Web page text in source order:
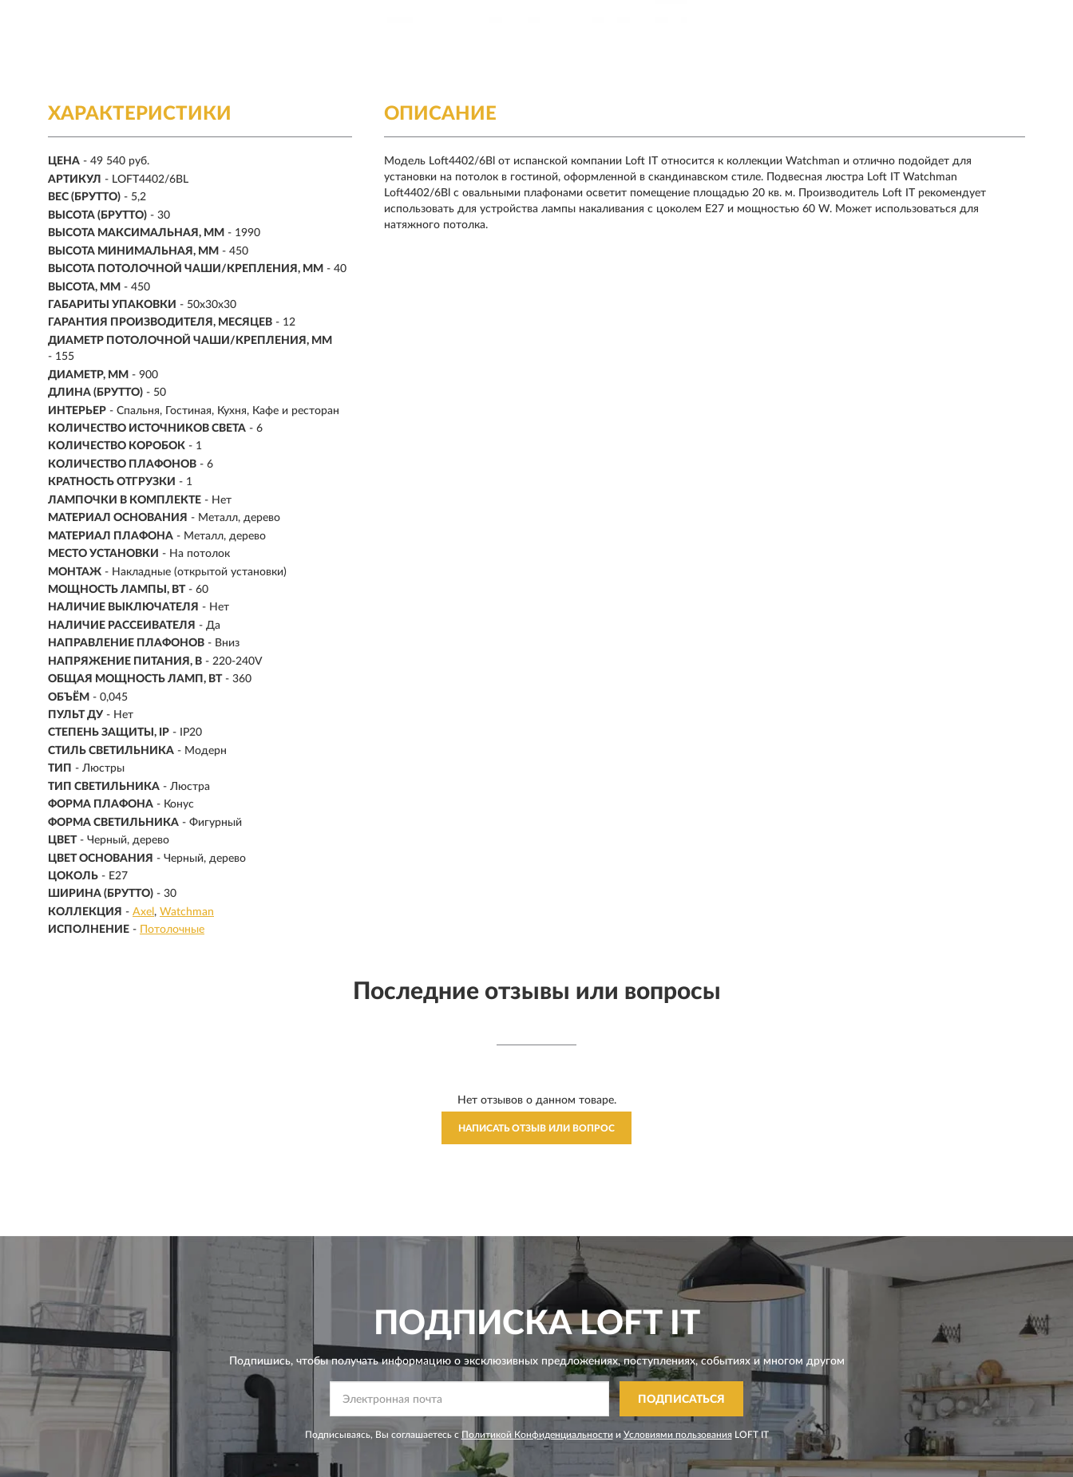
ХАРАКТЕРИСТИКИ
ЦЕНА - 49 540 руб.
АРТИКУЛ - LOFT4402/6BL
ВЕС (БРУТТО) - 5,2
ВЫСОТА (БРУТТО) - 30
ВЫСОТА МАКСИМАЛЬНАЯ, ММ - 1990
ВЫСОТА МИНИМАЛЬНАЯ, ММ - 450
ВЫСОТА ПОТОЛОЧНОЙ ЧАШИ/КРЕПЛЕНИЯ, ММ - 40
ВЫСОТА, ММ - 450
ГАБАРИТЫ УПАКОВКИ - 50x30x30
ГАРАНТИЯ ПРОИЗВОДИТЕЛЯ, МЕСЯЦЕВ - 12
ДИАМЕТР ПОТОЛОЧНОЙ ЧАШИ/КРЕПЛЕНИЯ, ММ
- 155
ДИАМЕТР, ММ - 900
ДЛИНА (БРУТТО) - 50
ИНТЕРЬЕР - Спальня, Гостиная, Кухня, Кафе и ресторан
КОЛИЧЕСТВО ИСТОЧНИКОВ СВЕТА - 6
КОЛИЧЕСТВО КОРОБОК - 1
КОЛИЧЕСТВО ПЛАФОНОВ - 6
КРАТНОСТЬ ОТГРУЗКИ - 1
ЛАМПОЧКИ В КОМПЛЕКТЕ - Нет
МАТЕРИАЛ ОСНОВАНИЯ - Металл, дерево
МАТЕРИАЛ ПЛАФОНА - Металл, дерево
МЕСТО УСТАНОВКИ - На потолок
МОНТАЖ - Накладные (открытой установки)
МОЩНОСТЬ ЛАМПЫ, ВТ - 60
НАЛИЧИЕ ВЫКЛЮЧАТЕЛЯ - Нет
НАЛИЧИЕ РАССЕИВАТЕЛЯ - Да
НАПРАВЛЕНИЕ ПЛАФОНОВ - Вниз
НАПРЯЖЕНИЕ ПИТАНИЯ, В - 220-240V
ОБЩАЯ МОЩНОСТЬ ЛАМП, ВТ - 360
ОБЪЁМ - 0,045
ПУЛЬТ ДУ - Нет
СТЕПЕНЬ ЗАЩИТЫ, IP - IP20
СТИЛЬ СВЕТИЛЬНИКА - Модерн
ТИП - Люстры
ТИП СВЕТИЛЬНИКА - Люстра
ФОРМА ПЛАФОНА - Конус
ФОРМА СВЕТИЛЬНИКА - Фигурный
ЦВЕТ - Черный, дерево
ЦВЕТ ОСНОВАНИЯ - Черный, дерево
ЦОКОЛЬ - E27
ШИРИНА (БРУТТО) - 30
КОЛЛЕКЦИЯ - Axel
Watchman
ИСПОЛНЕНИЕ - Потолочные
ОПИСАНИЕ
Модель Loft4402/6Bl от испанской компании Loft IT относится к коллекции Watchman и отлично подойдет для
установки на потолок в гостиной, оформленной в скандинавском стиле. Подвесная люстра Loft IT Watchman
Loft4402/6Bl с овальными плафонами осветит помещение площадью 20 кв. м. Производитель Loft IT рекомендует
использовать для устройства лампы накаливания с цоколем E27 и мощностью 60 W. Может использоваться для
натяжного потолка.
Последние отзывы или вопросы
Нет отзывов о данном товаре.
НАПИСАТЬ ОТЗЫВ ИЛИ ВОПРОС
ПОДПИСКАLOFT IT
Подпишись, чтобы получать информацию о эксклюзивных предложениях,поступлениях, событиях и многом другом
ПОДПИСАТЬСЯ
Подписываясь, Вы соглашаетесь с Политикой Конфиденциальности и Условиями пользования LOFT IT